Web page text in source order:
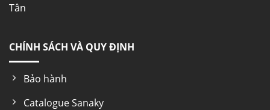
Tân
CHÍNH SÁCH VÀ QUY ĐỊNH
Bảo hành
Catalogue Sanaky